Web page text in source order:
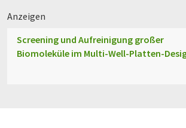
Anzeigen
Screening und Aufreinigung großer
Biomoleküle im Multi-Well-Platten-